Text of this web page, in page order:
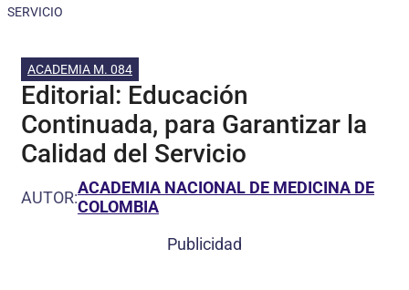
SERVICIO
ACADEMIA M. 084
Editorial: Educación
Continuada, para Garantizar la
Calidad del Servicio
AUTOR:ACADEMIA NACIONAL DE MEDICINA DE
COLOMBIA
Publicidad